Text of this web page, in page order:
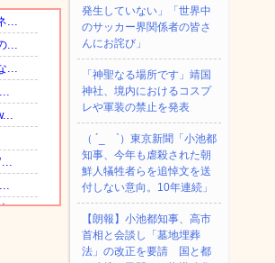
発生していない」「世界中
のサッカー界関係者の皆さ
んにお詫び」
「神聖なる場所です」靖国
神社、境内におけるコスプ
レや軍装の禁止を発表
（ ´_ゝ`）東京新聞「小池都
知事、今年も虐殺された朝
鮮人犠牲者らを追悼文を送
付しない意向。10年連続」
【朗報】小池都知事、高市
首相と会談し「墓地埋葬
法」の改正を要請 国と都